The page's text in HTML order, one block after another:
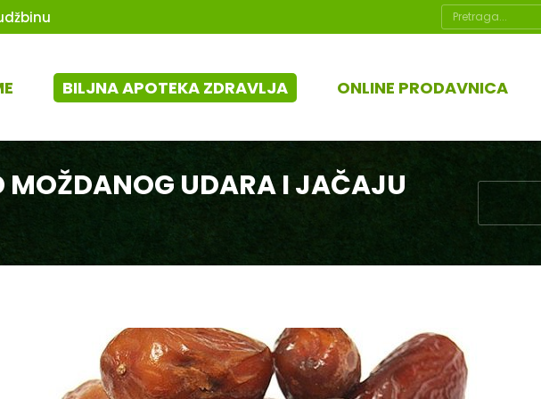
Search:
BILJNA APOTEKA ZDRAVLJA ONLINE PRODAVNICA
MOŽDANOG UDARA I JAČAJU